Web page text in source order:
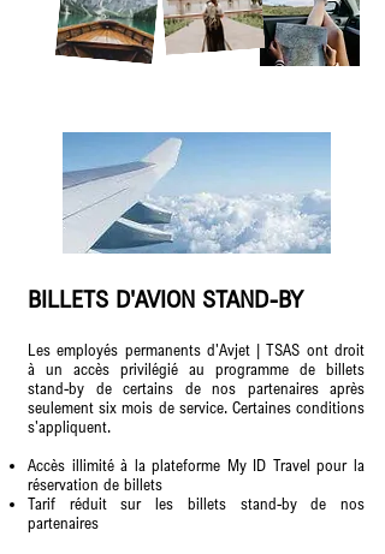
BILLETS D'AVION STAND-BY
Les employés permanents d'Avjet | TSAS ont droit
à un accès privilégié au programme de billets
stand-by de certains de nos partenaires après
seulement six mois de service. Certaines conditions
s'appliquent.
Accès illimité à la plateforme My ID Travel pour la
réservation de billets
Tarif réduit sur les billets stand-by de nos
partenaires